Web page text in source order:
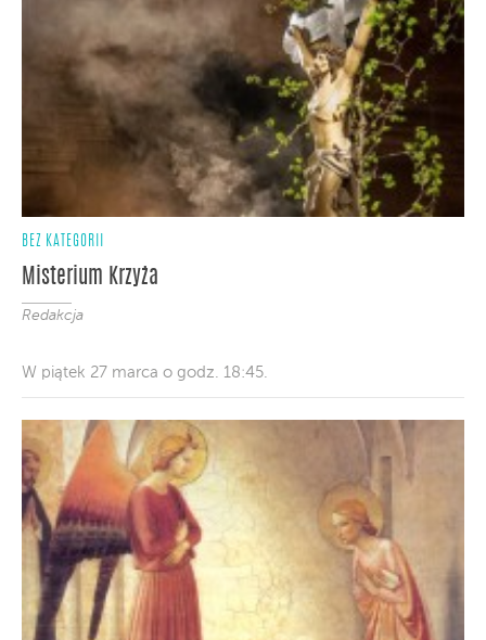
BEZ KATEGORII
Misterium Krzyża
Redakcja
W piątek 27 marca o godz. 18:45.